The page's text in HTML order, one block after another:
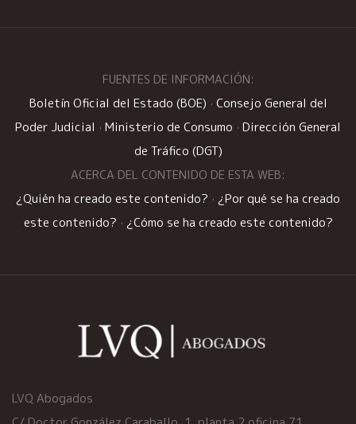
FUENTES DE INFORMACIÓN:
Boletín Oficial del Estado (BOE) · Consejo General del
Poder Judicial · Ministerio de Consumo · Dirección General
de Tráfico (DGT)
ACERCA DEL CONTENIDO DE ESTA WEB:
¿Quién ha creado este contenido? · ¿Por qué se ha creado
este contenido? · ¿Cómo se ha creado este contenido?
LVQ Abogados